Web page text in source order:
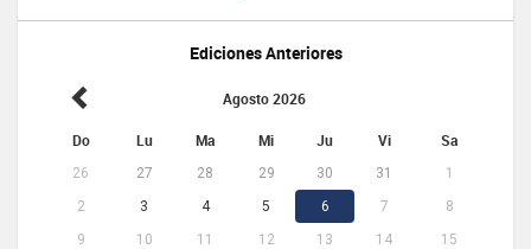
Ediciones Anteriores
Agosto 2026
Do Lu Ma Mi Ju Vi Sa
26 27 28 29 30 31
1
2
3 4 5 6 7
8
9
10 11 12 13 14
15